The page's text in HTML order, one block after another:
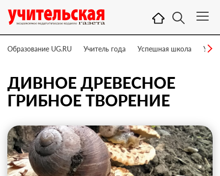
Образование UG.RU Учитель года Успешная школа
ДИВНОЕ ДРЕВЕСНОЕ
ГРИБНОЕ ТВОРЕНИЕ